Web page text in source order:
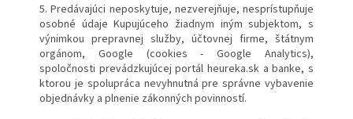
5. Predávajúci neposkytuje, nezverejňuje, nesprístupňuje
osobné údaje Kupujúceho žiadnym iným subjektom, s
výnimkou prepravnej služby, účtovnej firme, štátnym
orgánom, Google (cookies - Google Analytics),
spoločnosti prevádzkujúcej portál heureka.sk a banke, s
ktorou je spolupráca nevyhnutná pre správne vybavenie
objednávky a plnenie zákonných povinností.